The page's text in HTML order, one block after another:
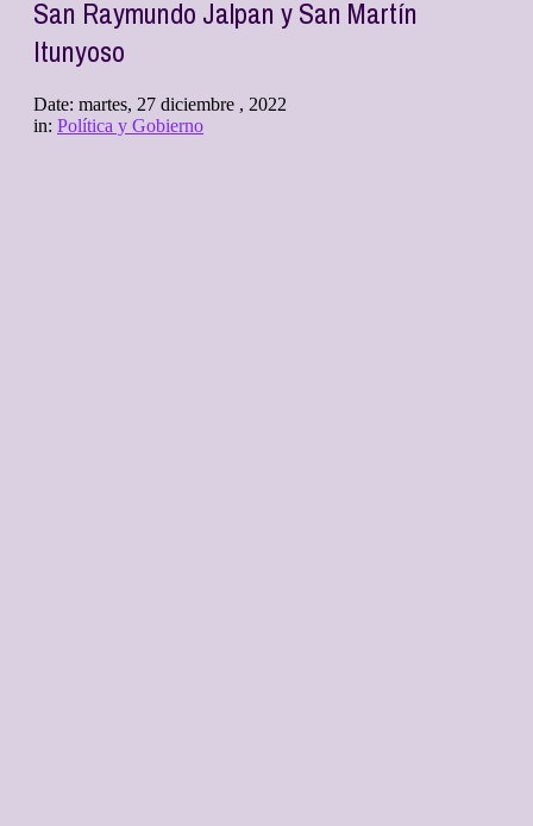
San Raymundo Jalpan y San Martín
Itunyoso
Date: martes, 27 diciembre , 2022
in: Política y Gobierno